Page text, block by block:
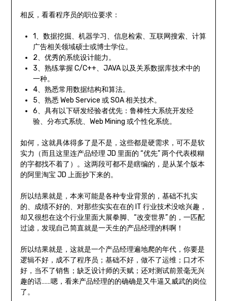
相反，看看程序员的职位要求：
1、数据挖掘、机器学习、信息检索、互联网搜索、计算
广告相关领域硕士或博士学位。
2、优秀的系统设计能力。
3、熟练掌握 C/C++、JAVA 以及关系数据库技术中的
一种。
4、熟悉常用数据结构和算法。
5、熟悉 Web Service 或 SOA 相关技术。
6、具有以下研发经验者优先：鲁棒性大系统开发经
验、分布式系统、Web Mining 或个性化系统。
如何，这就具体得多了是不是，这些都是硬需求，可不是软
实力（而且这里连产品经理 JD 里面的 “优先” 两个代表模糊
的字都找不着了）。这两段可都不是瞎编的，是从某个版本
的阿里淘宝 JD 上面抄下来的。
所以结果就是，本来可能是各种专业背景的，基础不扎实
的、成绩不好的、对那些实实在在的 IT 行业技术没啥兴趣，
却又很想在这个行业里面大展拳脚、“改变世界” 的，一匹配
过滤，发现自己简直就是一天生的产品经理的料啊！
所以结果就是，这就是一个产品经理遍地爬的年代，你要是
逻辑不好，成不了程序员；基础不好，做不了运维；口才不
好，当不了销售；缺乏设计师的天赋；还对测试前景毫无兴
趣的话……嗯，看来产品经理的的确确是又牛逼又威武的岗位
了。